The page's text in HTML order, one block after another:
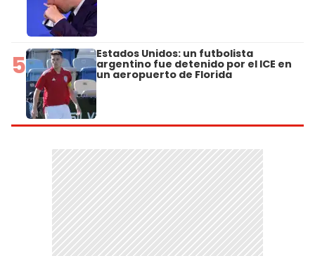
5 Estados Unidos: un futbolista
argentino fue detenido por el ICE en
un aeropuerto de Florida